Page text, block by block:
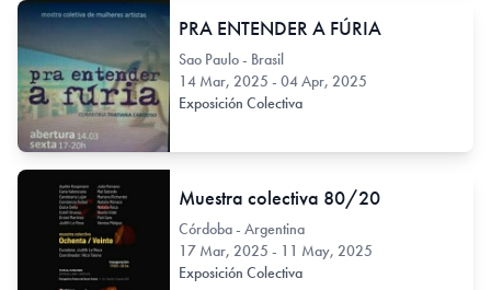
PRA ENTENDER A FÚRIA
Sao Paulo - Brasil
14 Mar, 2025 - 04 Apr, 2025
Exposición Colectiva
Muestra colectiva 80/20
Córdoba - Argentina
17 Mar, 2025 - 11 May, 2025
Exposición Colectiva